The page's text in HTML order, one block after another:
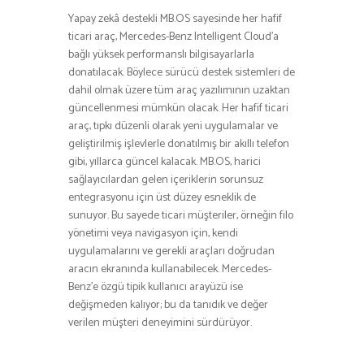
Yapay zekâ destekli MB.OS sayesinde her hafif
ticari araç, Mercedes-Benz Intelligent Cloud’a
bağlı yüksek performanslı bilgisayarlarla
donatılacak. Böylece sürücü destek sistemleri de
dahil olmak üzere tüm araç yazılımının uzaktan
güncellenmesi mümkün olacak. Her hafif ticari
araç, tıpkı düzenli olarak yeni uygulamalar ve
geliştirilmiş işlevlerle donatılmış bir akıllı telefon
gibi, yıllarca güncel kalacak. MB.OS, harici
sağlayıcılardan gelen içeriklerin sorunsuz
entegrasyonu için üst düzey esneklik de
sunuyor. Bu sayede ticari müşteriler, örneğin filo
yönetimi veya navigasyon için, kendi
uygulamalarını ve gerekli araçları doğrudan
aracın ekranında kullanabilecek. Mercedes-
Benz’e özgü tipik kullanıcı arayüzü ise
değişmeden kalıyor; bu da tanıdık ve değer
verilen müşteri deneyimini sürdürüyor.